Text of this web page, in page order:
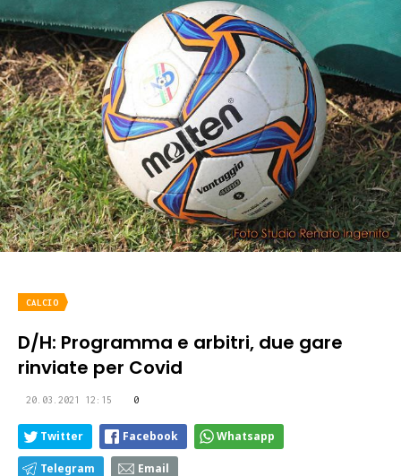
CALCIO
D/H: Programma e arbitri, due gare
rinviate per Covid
20.03.2021 12:15 0
Twitter Facebook Whatsapp
Telegram Email